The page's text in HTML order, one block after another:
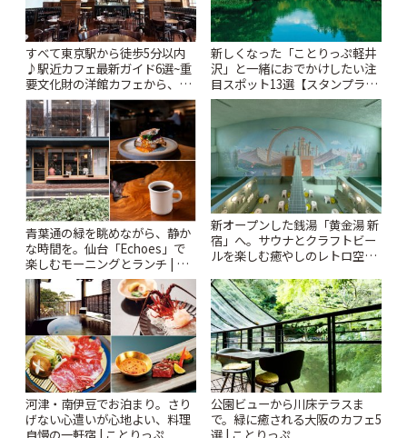
すべて東京駅から徒歩5分以内
♪駅近カフェ最新ガイド6選~重
要文化財の洋館カフェから、改
札すぐのレトロ喫茶まで~ | こと
りっぷ
新しくなった「ことりっぷ軽井
沢」と一緒におでかけしたい注
目スポット13選【スタンプラリ
ー開催中】 | ことりっぷ
青葉通の緑を眺めながら、静か
な時間を。仙台「Echoes」で
楽しむモーニングとランチ | こ
とりっぷ
新オープンした銭湯「黄金湯 新
宿」へ。サウナとクラフトビー
ルを楽しむ癒やしのレトロ空間
河津・南伊豆でお泊まり。さり
げない心遣いが心地よい、料理
公園ビューから川床テラスま
で。緑に癒される大阪のカフェ5